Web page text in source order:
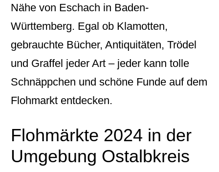
Nähe von Eschach in Baden-
Württemberg. Egal ob Klamotten,
gebrauchte Bücher, Antiquitäten, Trödel
und Graffel jeder Art – jeder kann tolle
Schnäppchen und schöne Funde auf dem
Flohmarkt entdecken.
Flohmärkte 2024 in der
Umgebung Ostalbkreis